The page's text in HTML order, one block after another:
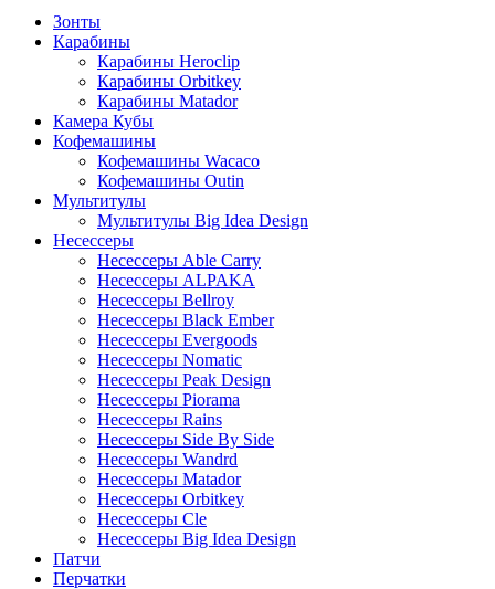
Зонты
Карабины
Карабины Heroclip
Карабины Orbitkey
Карабины Matador
Камера Кубы
Кофемашины
Кофемашины Wacaco
Кофемашины Outin
Мультитулы
Мультитулы Big Idea Design
Несессеры
Несессеры Able Carry
Несессеры ALPAKA
Несессеры Bellroy
Несессеры Black Ember
Несессеры Evergoods
Несессеры Nomatic
Несессеры Peak Design
Несессеры Piorama
Несессеры Rains
Несессеры Side By Side
Несессеры Wandrd
Несессеры Matador
Несессеры Orbitkey
Несессеры Cle
Несессеры Big Idea Design
Патчи
Перчатки